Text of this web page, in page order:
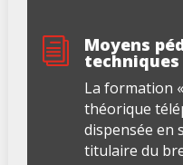
i Moyens
techniques
La formation
théorique
dispensée en
titulaire du